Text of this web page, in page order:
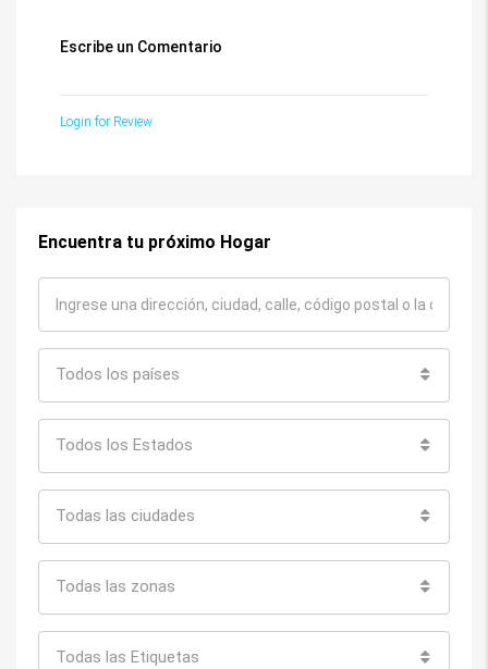
Escribe un Comentario
Login for Review
Encuentra tu próximo Hogar
Todos los países
Todos los Estados
Todas las ciudades
Todas las zonas
Todas las Etiquetas